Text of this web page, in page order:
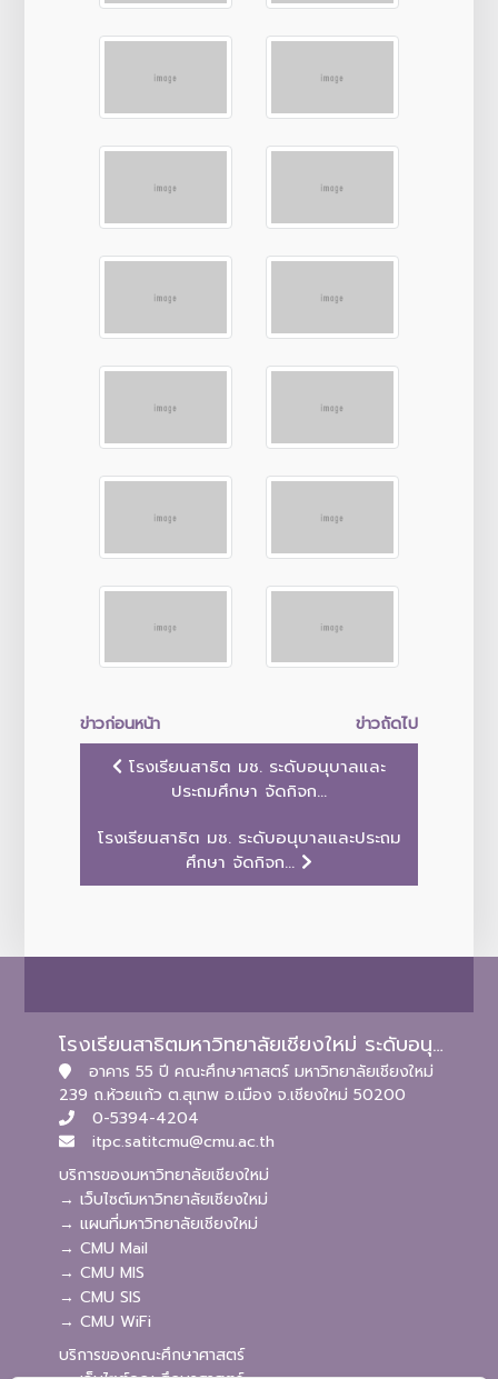
ข่าวก่อนหน้า
ข่าวถัดไป
โรงเรียนสาธิต มช. ระดับอนุบาลและ
ประถมศึกษา จัดกิจก...
โรงเรียนสาธิต มช. ระดับอนุบาลและประถม
ศึกษา จัดกิจก...
โรงเรียนสาธิตมหาวิทยาลัยเชียงใหม่ ระดับอนุบาลและประถมศึกษา
อาคาร 55 ปี คณะศึกษาศาสตร์ มหาวิทยาลัยเชียงใหม่
239 ถ.ห้วยแก้ว ต.สุเทพ อ.เมือง จ.เชียงใหม่ 50200
0-5394-4204
itpc.satitcmu@cmu.ac.th
บริการของมหาวิทยาลัยเชียงใหม่
→ เว็บไซต์มหาวิทยาลัยเชียงใหม่
→ แผนที่มหาวิทยาลัยเชียงใหม่
→ CMU Mail
→ CMU MIS
→ CMU SIS
→ CMU WiFi
บริการของคณะศึกษาศาสตร์